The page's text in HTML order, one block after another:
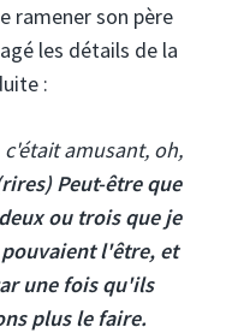
ramener son père
les détails de la
:
amusant, oh,
Peut-être que
ou trois que je
l'être, et
une fois qu'ils
plus le faire.